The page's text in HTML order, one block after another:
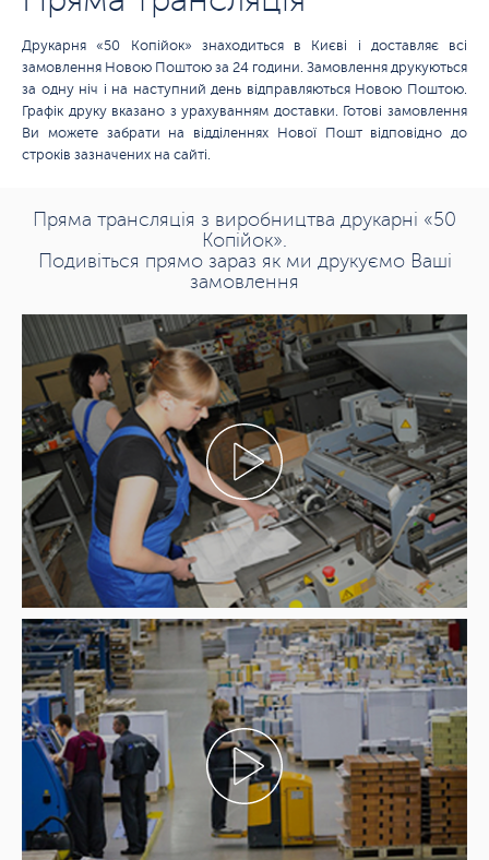
Друкарня «50 Копійок» знаходиться в Києві і доставляє всі
замовлення Новою Поштою за 24 години. Замовлення друкуються
за одну ніч і на наступний день відправляються Новою Поштою.
Графік друку вказано з урахуванням доставки. Готові замовлення
Ви можете забрати на відділеннях Нової Пошт відповідно до
строків зазначених на сайті.
Пряма трансляція з виробництва друкарні «50
Копійок».
Подивіться прямо зараз як ми друкуємо Ваші
замовлення